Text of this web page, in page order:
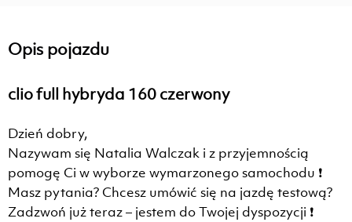
Opis pojazdu
clio full hybryda 160 czerwony
Dzień dobry,
Nazywam się Natalia Walczak i z przyjemnością
pomogę Ci w wyborze wymarzonego samochodu ❗
Masz pytania? Chcesz umówić się na jazdę testową?
Zadzwoń już teraz – jestem do Twojej dyspozycji ❗